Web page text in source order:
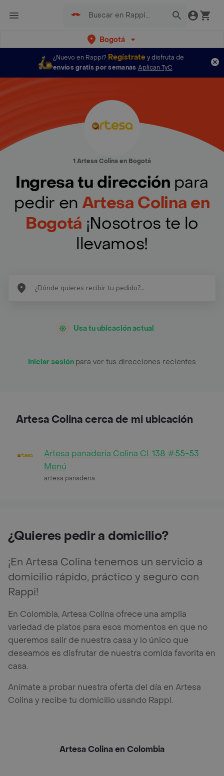
Bogotá
¿Nuevo en Rappi? Regístratey disfruta de
envíos gratis por semanas Aplican TyC
1 Artesa Colina en Bogotá
Ingresa tu dirección para
pedir en Artesa Colina en
Bogotá ¡Nosotros te lo
llevamos!
Usa tu ubicación actual
Iniciar sesión para ver tus direcciones recientes
Artesa Colina cerca de mi ubicación
Artesa panaderia Colina Cl. 138 #55-53
Menú
artesa panaderia
¿Quieres pedir a domicilio?
¡En Artesa Colina tenemos un servicio a
domicilio rápido, práctico y seguro con
Rappi!
En Colombia, Artesa Colina ofrece una amplia
variedad de platos para esos momentos en que no
queremos salir de nuestra casa y lo único que
deseamos es disfrutar de nuestra comida favorita en
casa.
Anímate a probar nuestra oferta del día en Artesa
Colina y recibe tu domicilio usando Rappi.
Artesa Colina en Colombia